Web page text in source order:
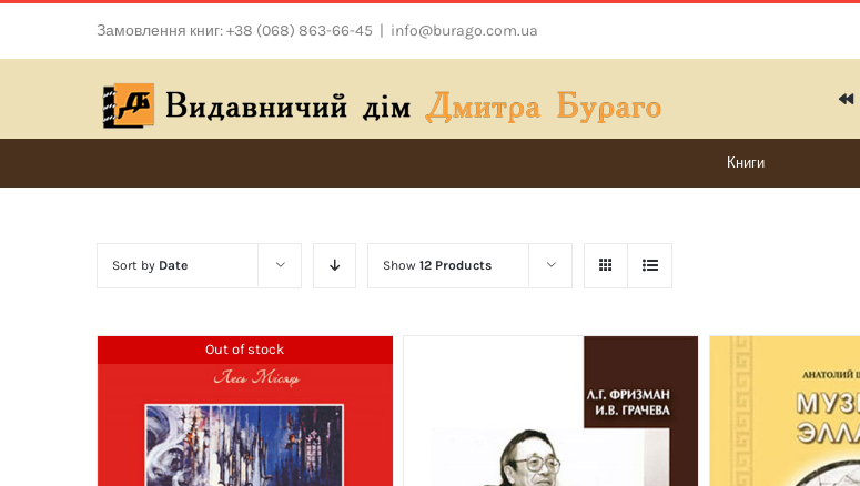
Замовлення книг: +38 (068) 863-66-45 | info@burago.com.ua
Книги
Sort by Date Show 12 Products
Out of stock